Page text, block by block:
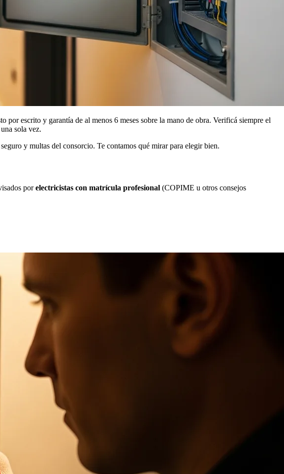
escrito y garantía de al menos 6 meses sobre la mano de obra. Verificá siempre el
sola vez.
y multas del consorcio. Te contamos qué mirar para elegir bien.
porelectricistas con matrícula profesional (COPIME u otros consejos